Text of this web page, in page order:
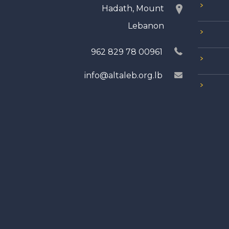
Hadath, Mount
Lebanon
00961 78 829 962
info@altaleb.org.lb